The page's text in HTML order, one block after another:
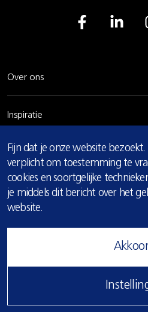
COOKIE
MELDING
Fijn dat je onze website
verplicht om toestemming te
cookies en soortgelijke
je middels dit bericht over het
website.
Over ons
Inspiratie
Rundvlees
Bereidingsadvies
Privacy & cookie verklaring
© 2026